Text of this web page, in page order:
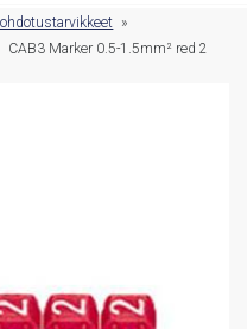
»
CAB3 Marker 0.5-1.5mm² red 2